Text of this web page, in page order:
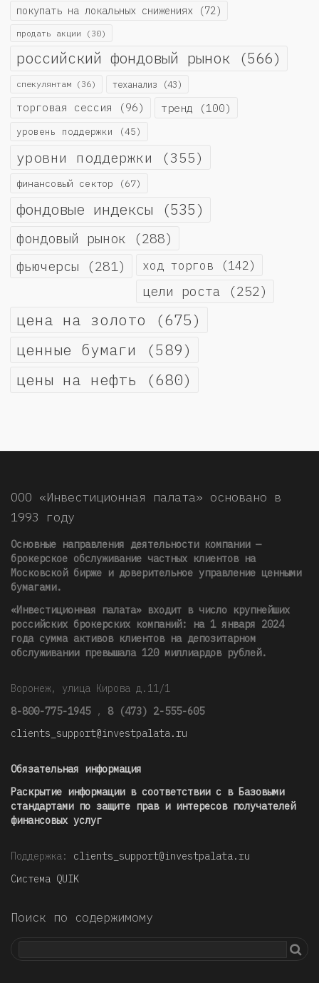
покупать на локальных снижениях (72)
продать акции (30)
российский фондовый рынок (566)
спекулянтам (36) теханализ (43)
торговая сессия (96) тренд (100)
уровень поддержки (45)
уровни поддержки (355)
финансовый сектор (67)
фондовые индексы (535)
фондовый рынок (288)
фьючерсы (281) ход торгов (142)
цели роста (252)
цена на золото (675)
ценные бумаги (589)
цены на нефть (680)
ООО «Инвестиционная палата» основано в
1993 году
Основные направления деятельности компании —
брокерское обслуживание частных клиентов на
Московской бирже и доверительное управление ценными
бумагами.
«Инвестиционная палата» входит в число крупнейших
российских брокерских компаний: на 1 января 2024
года сумма активов клиентов на депозитарном
обслуживании превышала 120 миллиардов рублей.
Воронеж, улица Кирова д.11/1
8-800-775-1945 , 8 (473) 2-555-605
clients_support@investpalata.ru
Обязательная информация
Раскрытие информации в соответствии с в Базовыми
стандартами по защите прав и интересов получателей
финансовых услуг
Поддержка: clients_support@investpalata.ru
Система QUIK
Поиск по содержимому